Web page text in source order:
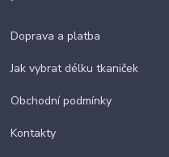
Doprava a platba
Jak vybrat délku tkaniček
Obchodní podmínky
Kontakty